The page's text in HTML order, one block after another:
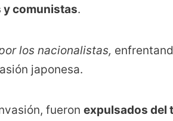
comunistas.
los nacionalistas,
japonesa.
fueron expulsados del